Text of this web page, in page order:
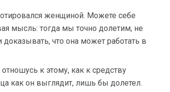
женщиной. Можете себе
мысль: тогда мы точно долетим, не
что она может работать в
к этому, как к средству
как он выглядит, лишь бы долетел.